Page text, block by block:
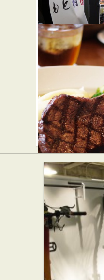
牛かつ も
beacon
★★☆
西洋料理